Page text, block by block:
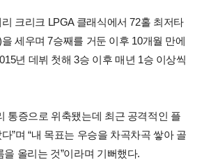
크리크 LPGA 클래식에서 72홀 최저타
세우며 7승째를 거둔 이후 10개월 만에
년 데뷔 첫해 3승 이후 매년 1승 이상씩
통증으로 위축됐는데 최근 공격적인 플
”며 “내 목표는 우승을 차곡차곡 쌓아 골
올리는 것”이라며 기뻐했다.